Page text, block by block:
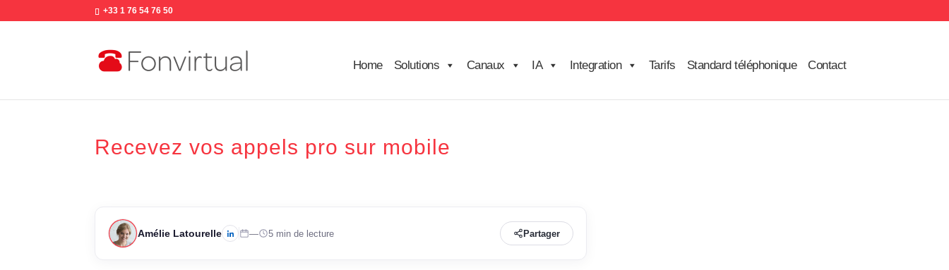
+33 1 76 54 76 50
Home Solutions Canaux IA Integration Tarifs Standard téléphonique Contact
Recevez vos appels pro sur mobile
Amélie Latourelle — 5 min de lecture Partager